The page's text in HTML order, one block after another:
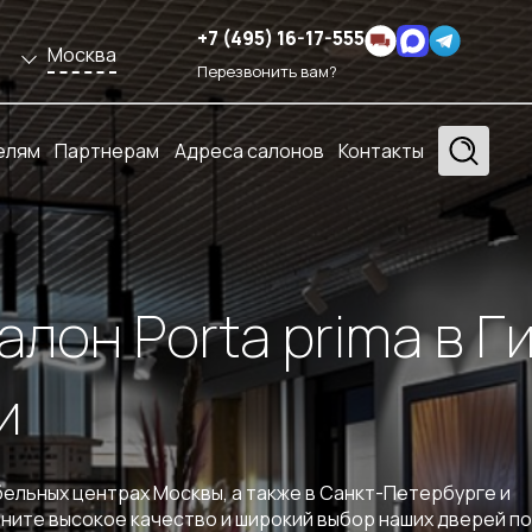
Москва
+7 (495) 16-17-555
Перезвонить вам?
Партнерам Адреса салонов Контакты
Porta prima в
центрах Москвы, а также в Санкт-Петербурге и
высокое качество и широкий выбор наших дверей